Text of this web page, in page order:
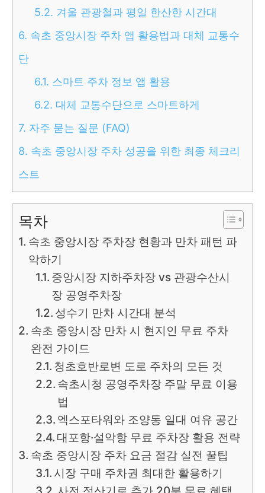
5.2. 겨울 관광철과 평일 한산한 시간대
6. 속초 중앙시장 주차 앱 활용법과 대체 교통수
단
6.1. 스마트 주차 정보 앱 활용
6.2. 대체 교통수단으로 스마트하게
7. 자주 묻는 질문 (FAQ)
8. 속초 중앙시장 주차 성공을 위한 최종 체크리
스트
목차
속초 중앙시장 주차장 현황과 만차 패턴 파
악하기
중앙시장 지하주차장 vs 관광수산시
장 공영주차장
성수기 만차 시간대 분석
속초 중앙시장 만차 시 현지인 무료 주차
완전 가이드
청초호반로변 도로 주차의 모든 것
속초시청 공영주차장 주말 무료 이용
법
엑스포타워와 조양동 일대 여유 공간
대포항·설악항 무료 주차장 활용 전략
속초 중앙시장 주차 요금 절감 실전 꿀팁
시장 구매 주차권 최대한 활용하기